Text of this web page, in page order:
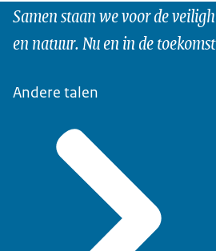
Samen staan we voor de
en natuur. Nu en in de
Andere talen